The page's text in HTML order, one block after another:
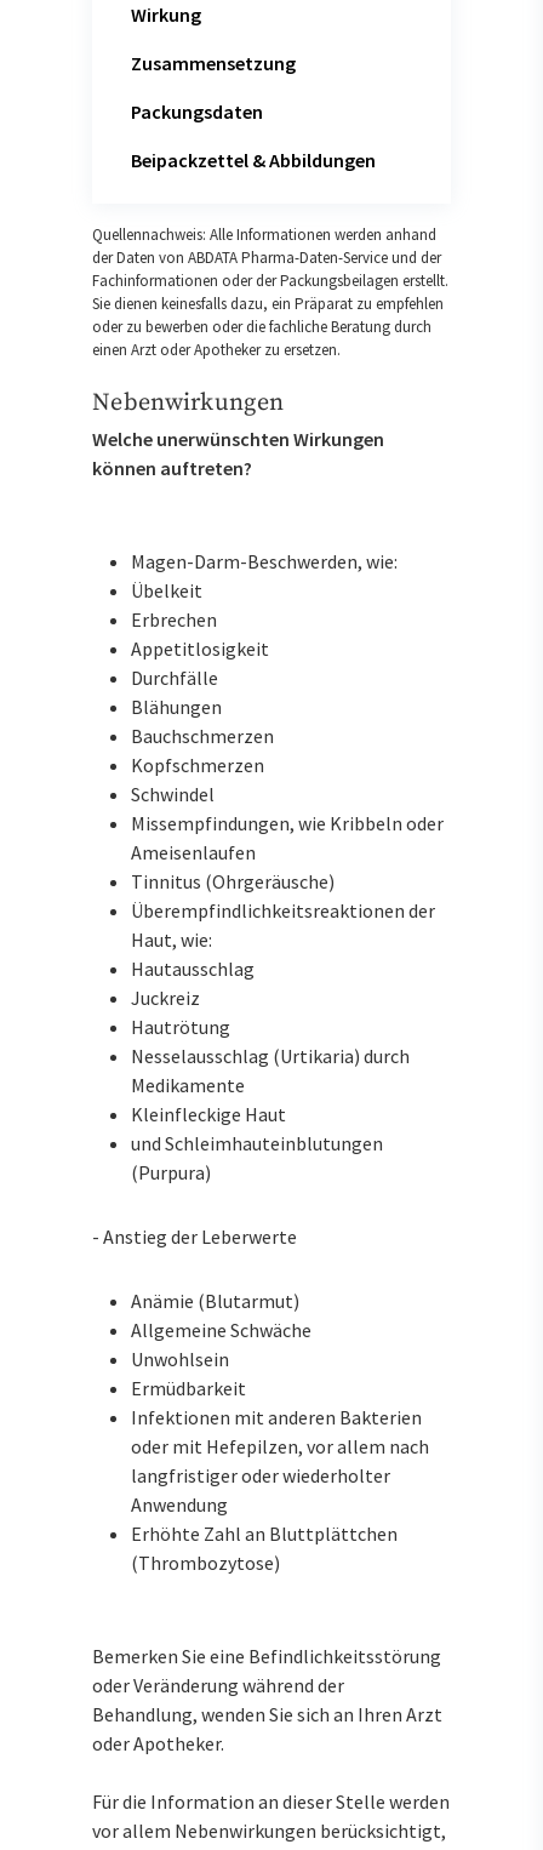
Wirkung
Zusammensetzung
Packungsdaten
Beipackzettel & Abbildungen
Quellennachweis: Alle Informationen werden anhand
der Daten von ABDATA Pharma-Daten-Service und der
Fachinformationen oder der Packungsbeilagen erstellt.
Sie dienen keinesfalls dazu, ein Präparat zu empfehlen
oder zu bewerben oder die fachliche Beratung durch
einen Arzt oder Apotheker zu ersetzen.
Nebenwirkungen
Welche unerwünschten Wirkungen
können auftreten?
Magen-Darm-Beschwerden, wie:
Übelkeit
Erbrechen
Appetitlosigkeit
Durchfälle
Blähungen
Bauchschmerzen
Kopfschmerzen
Schwindel
Missempfindungen, wie Kribbeln oder
Ameisenlaufen
Tinnitus (Ohrgeräusche)
Überempfindlichkeitsreaktionen der
Haut, wie:
Hautausschlag
Juckreiz
Hautrötung
Nesselausschlag (Urtikaria) durch
Medikamente
Kleinfleckige Haut
und Schleimhauteinblutungen
(Purpura)
- Anstieg der Leberwerte
Anämie (Blutarmut)
Allgemeine Schwäche
Unwohlsein
Ermüdbarkeit
Infektionen mit anderen Bakterien
oder mit Hefepilzen, vor allem nach
langfristiger oder wiederholter
Anwendung
Erhöhte Zahl an Bluttplättchen
(Thrombozytose)
Bemerken Sie eine Befindlichkeitsstörung
oder Veränderung während der
Behandlung, wenden Sie sich an Ihren Arzt
oder Apotheker.
Für die Information an dieser Stelle werden
vor allem Nebenwirkungen berücksichtigt,